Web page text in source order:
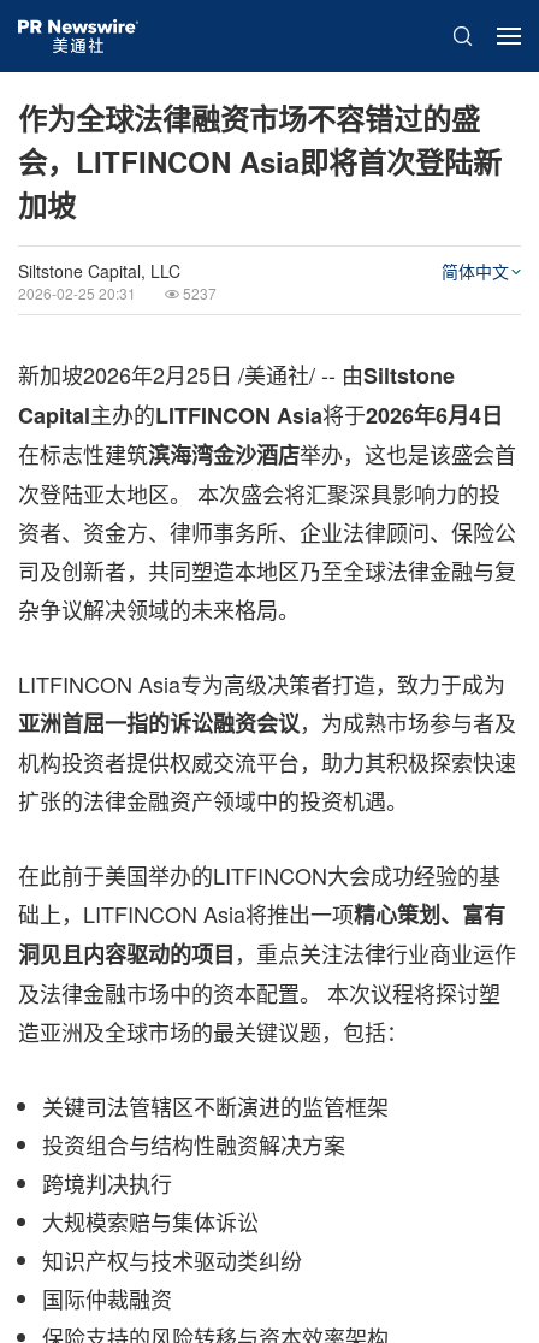
作为全球法律融资市场不容错过的盛
会，LITFINCON Asia即将首次登陆新
加坡
Siltstone Capital, LLC
2026-02-25 20:31 5237
简体中文
新加坡2026年2月25日 /美通社/ -- 由Siltstone
Capital主办的LITFINCON Asia将于2026年6月4日
在标志性建筑滨海湾金沙酒店举办，这也是该盛会首
次登陆亚太地区。 本次盛会将汇聚深具影响力的投
资者、资金方、律师事务所、企业法律顾问、保险公
司及创新者，共同塑造本地区乃至全球法律金融与复
杂争议解决领域的未来格局。
LITFINCON Asia专为高级决策者打造，致力于成为
亚洲首屈一指的诉讼融资会议，为成熟市场参与者及
机构投资者提供权威交流平台，助力其积极探索快速
扩张的法律金融资产领域中的投资机遇。
在此前于美国举办的LITFINCON大会成功经验的基
础上，LITFINCON Asia将推出一项精心策划、富有
洞见且内容驱动的项目，重点关注法律行业商业运作
及法律金融市场中的资本配置。 本次议程将探讨塑
造亚洲及全球市场的最关键议题，包括：
关键司法管辖区不断演进的监管框架
投资组合与结构性融资解决方案
跨境判决执行
大规模索赔与集体诉讼
知识产权与技术驱动类纠纷
国际仲裁融资